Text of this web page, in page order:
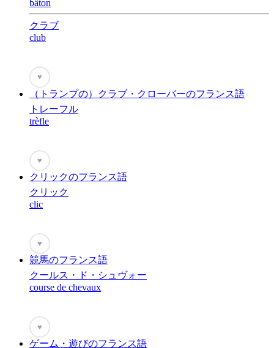
bâton
クラブ
club
♥
（トランプの）クラブ・クローバーのフランス語
トレーフル
trèfle
♥
クリックのフランス語
クリック
clic
♥
競馬のフランス語
クールス・ド・シュヴォー
course de chevaux
♥
ゲーム・遊びのフランス語